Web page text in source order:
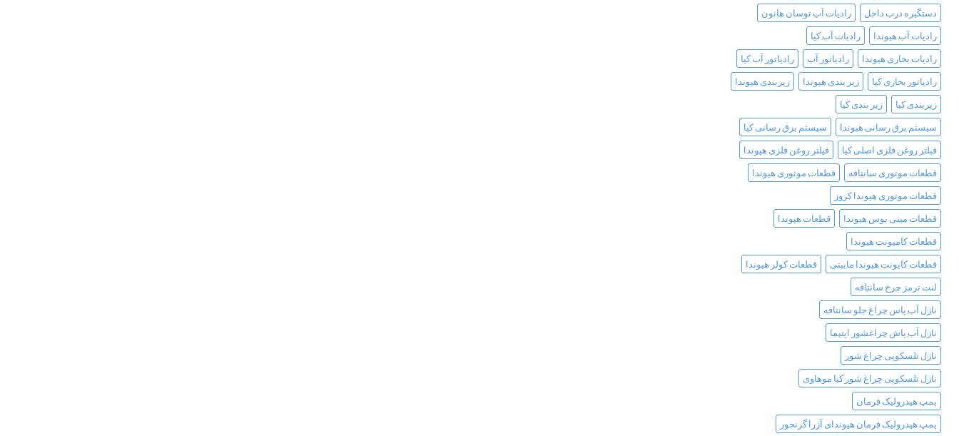
دستگیره درب داخل
رادیات آب توسان هانون
رادیات آب هیوندا
رادیات آب کیا
رادیات بخاری هیوندا
رادیاتور آب
رادیاتور آب کیا
رادیاتور بخاری کیا
زیر بندی هیوندا
زیربندی هیوندا
زیربندی کیا
زیر بندی کیا
سیستم برق رسانی هیوندا
سیستم برق رسانی کیا
فیلتر روغن فلزی اصلی کیا
فیلتر روغن فلزی هیوندا
قطعات موتوری سانتافه
قطعات موتوری هیوندا
قطعات موتوری هیوندا کروز
قطعات مینی بوس هیوندا
قطعات هیوندا
قطعات کامیونت هیوندا
قطعات کایونت هیوندا ماییتی
قطعات کولر هیوندا
لنت ترمز چرخ سانتافه
نازل آب پاس چراغ جلو سانتافه
نازل آب پاش چراغشور اپتیما
نازل تلسکوپی چراغ شور
نازل تلسکوپی چراغ شور کیا موهاوی
پمپ هیدرولیک فرمان
پمپ هیدرولیک فرمان هیوندای آزرا گرنجور